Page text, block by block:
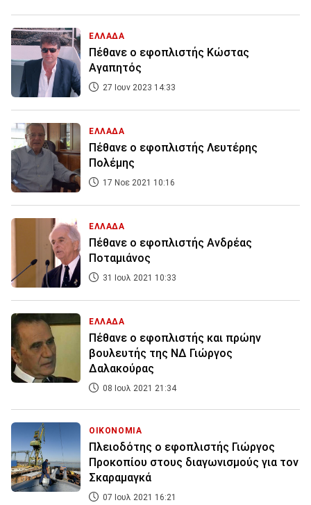
ΕΛΛΑΔΑ
Πέθανε ο εφοπλιστής Κώστας
Αγαπητός
27 Ιουν 2023 14:33
ΕΛΛΑΔΑ
Πέθανε ο εφοπλιστής Λευτέρης
Πολέμης
17 Νοε 2021 10:16
ΕΛΛΑΔΑ
Πέθανε ο εφοπλιστής Ανδρέας
Ποταμιάνος
31 Ιουλ 2021 10:33
ΕΛΛΑΔΑ
Πέθανε ο εφοπλιστής και πρώην
βουλευτής της ΝΔ Γιώργος
Δαλακούρας
08 Ιουλ 2021 21:34
ΟΙΚΟΝΟΜΙΑ
Πλειοδότης ο εφοπλιστής Γιώργος
Προκοπίου στους διαγωνισμούς για τον
Σκαραμαγκά
07 Ιουλ 2021 16:21